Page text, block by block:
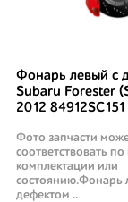
Фонарь левый с
Subaru Forester
2012
Фото запчасти
соответствовать по
комплектации или
состоянию.Фонарь
дефектом ..